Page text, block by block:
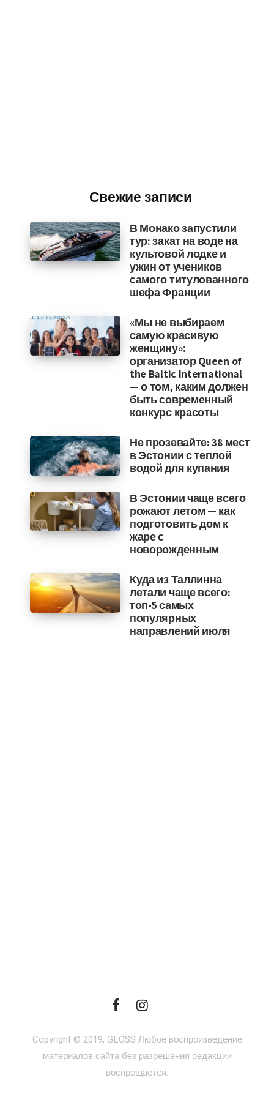
Свежие записи
В Монако запустили
тур: закат на воде на
культовой лодке и
ужин от учеников
самого титулованного
шефа Франции
«Мы не выбираем
самую красивую
женщину»:
организатор Queen of
the Baltic International
— о том, каким должен
быть современный
конкурс красоты
Не прозевайте: 38 мест
в Эстонии с теплой
водой для купания
В Эстонии чаще всего
рожают летом — как
подготовить дом к
жаре с
новорожденным
Куда из Таллинна
летали чаще всего:
топ-5 самых
популярных
направлений июля
Copyright © 2019, GLOSS Любое воспроизведение
материалов сайта без разрешения редакции
воспрещается.